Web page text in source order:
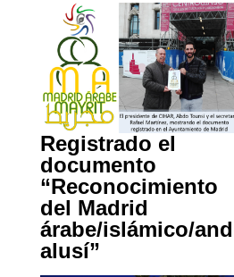
Registrado el
documento
“Reconocimiento
del Madrid
árabe/islámico/and
alusí”